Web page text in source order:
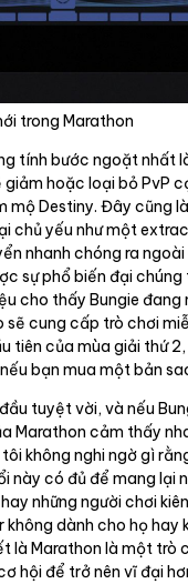
trong Marathon
tính bước ngoặt nhất
hoặc loại bỏ PvP
mộ Destiny. Đây cũng
chủ yếu như một
nhanh chóng ra
sự phổ biến đại chúng
cho thấy Bungie
sẽ cung cấp trò chơi
tiên của mùa giải thứ
bạn mua một bản
tuyệt vời, và nếu
Marathon cảm thấy
không nghi ngờ gì
này có đủ để mang lại
những người chơi
dành cho họ hay
là Marathon là một trò
hội để trở nên vĩ đại